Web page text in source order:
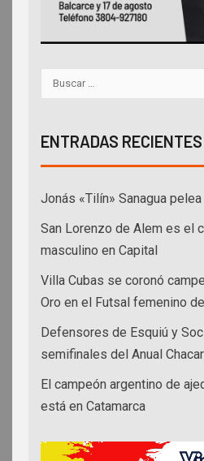
ENTRADAS RECIENTES
Jonás «Tilín» Sanagua
San Lorenzo de Alem es el
masculino en Capital
Villa Cubas se coronó
Oro en el Futsal femenino
Defensores de Esquiú y
semifinales del Anual
El campeón argentino de
está en Catamarca